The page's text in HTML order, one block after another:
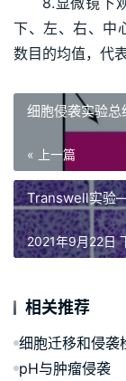
下、左、右、中
数目的均值，代
细胞侵袭实验总
« 上一篇
Transwell实验
2021年9月22日
相关推荐
细胞迁移和侵袭
pH与肿瘤侵袭